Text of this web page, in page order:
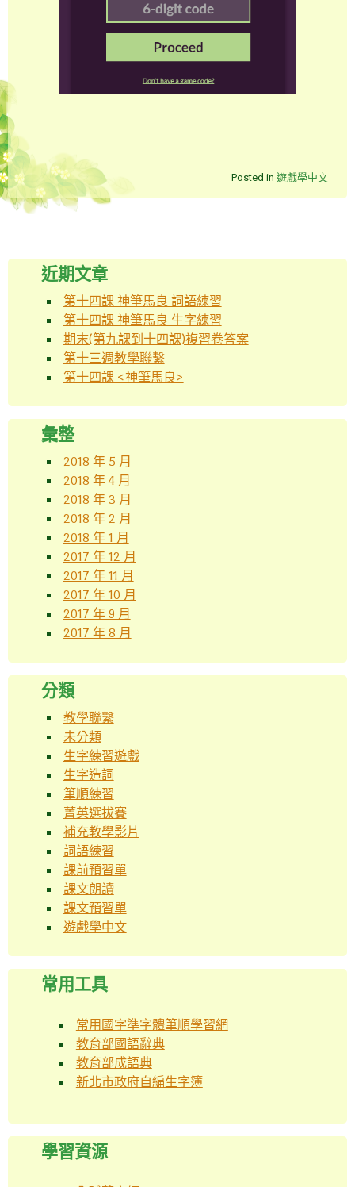
Posted in 遊戲學中文
近期文章
第十四課 神筆馬良 詞語練習
第十四課 神筆馬良 生字練習
期末(第九課到十四課)複習卷答案
第十三週教學聯繫
第十四課 <神筆馬良>
彙整
2018 年 5 月
2018 年 4 月
2018 年 3 月
2018 年 2 月
2018 年 1 月
2017 年 12 月
2017 年 11 月
2017 年 10 月
2017 年 9 月
2017 年 8 月
分類
教學聯繫
未分類
生字練習遊戲
生字造詞
筆順練習
菁英選拔賽
補充教學影片
詞語練習
課前預習單
課文朗讀
課文預習單
遊戲學中文
常用工具
常用國字準字體筆順學習網
教育部國語辭典
教育部成語典
新北市政府自編生字簿
學習資源